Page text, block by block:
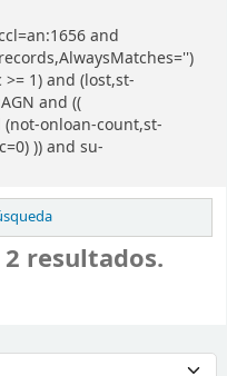
and
1) and (lost,st-
and ((
onloan-count,st-
)) and su-
resultados.